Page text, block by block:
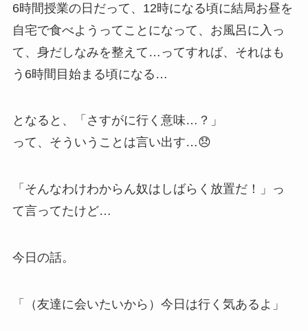
6時間授業の日だって、12時になる頃に結局お昼を
自宅で食べようってことになって、お風呂に入っ
て、身だしなみを整えて…ってすれば、それはも
う6時間目始まる頃になる…
となると、「さすがに行く意味…？」
って、そういうことは言い出す…😞
「そんなわけわからん奴はしばらく放置だ！」っ
て言ってたけど…
今日の話。
「（友達に会いたいから）今日は行く気あるよ」